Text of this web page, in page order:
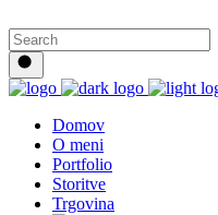
Domov
O meni
Portfolio
Storitve
Trgovina